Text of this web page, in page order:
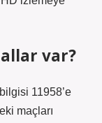
var?
11958’e
maçları